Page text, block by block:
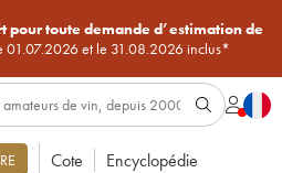
pour toute demande d’estimation de
01.07.2026 et le 31.08.2026 inclus*
Cote Encyclopédie